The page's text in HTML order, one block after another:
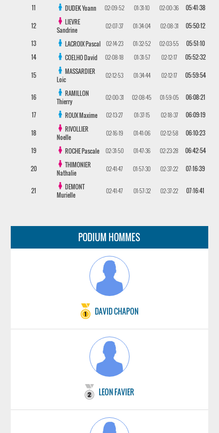
11 DUDEKYoann 02:09:52 01:31:10 02:00:36 05:41:38
12
LIEVRE
Sandrine
02:07:37 01:34:04 02:08:31 05:50:12
13 LACROIXPascal 02:14:23 01:32:52 02:03:55
05:51:10
14
COELHODavid 02:08:18 01:31:57 02:12:17 05:52:32
15
MASSARDIER
Loic
02:12:53 01:34:44 02:12:17 05:59:54
16
RAMILLON
Thierry
02:00:31 02:08:45 01:59:05 06:08:21
17 ROUXMaxime 02:13:27 01:37:15 02:18:37 06:09:19
18
RIVOLLIER
Noelle
02:16:19 01:41:06 02:12:58 06:10:23
19 ROCHEPascale 02:31:50 01:47:36 02:23:28 06:42:54
20
THIMONIER
Nathalie
02:41:47 01:57:30 02:37:22 07:16:39
21
DEMONT
Murielle
02:41:47 01:57:32 02:37:22 07:16:41
PODIUM HOMMES
DAVID CHAPON
LEON FAVIER